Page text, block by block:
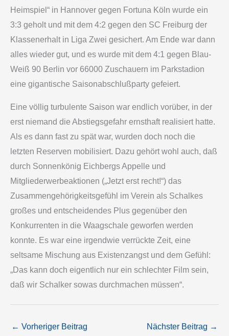
Heimspiel“ in Hannover gegen Fortuna Köln wurde ein
3:3 geholt und mit dem 4:2 gegen den SC Freiburg der
Klassenerhalt in Liga Zwei gesichert. Am Ende war dann
alles wieder gut, und es wurde mit dem 4:1 gegen Blau­
Weiß 90 Berlin vor 66000 Zuschauern im Parkstadion
eine gigantische Saisonabschlußparty gefeiert.
Eine völlig turbulente Saison war endlich vorüber, in der
erst niemand die Abstiegsgefahr ernsthaft realisiert hatte.
Als es dann fast zu spät war, wurden doch noch die
letzten Reserven mobilisiert. Dazu gehört wohl auch, daß
durch Sonnenkönig Eichbergs Appelle und
Mitgliederwerbeaktionen („Jetzt erst recht!“) das
Zusammengehörigkeitsgefühl im Verein als Schalkes
großes und entscheidendes Plus gegenüber den
Konkurrenten in die Waagschale geworfen werden
konnte. Es war eine irgendwie verrückte Zeit, eine
seltsame Mischung aus Existenzangst und dem Gefühl:
„Das kann doch eigentlich nur ein schlechter Film sein,
daß wir Schalker sowas durchmachen müssen“.
← Vorheriger Beitrag Nächster Beitrag →